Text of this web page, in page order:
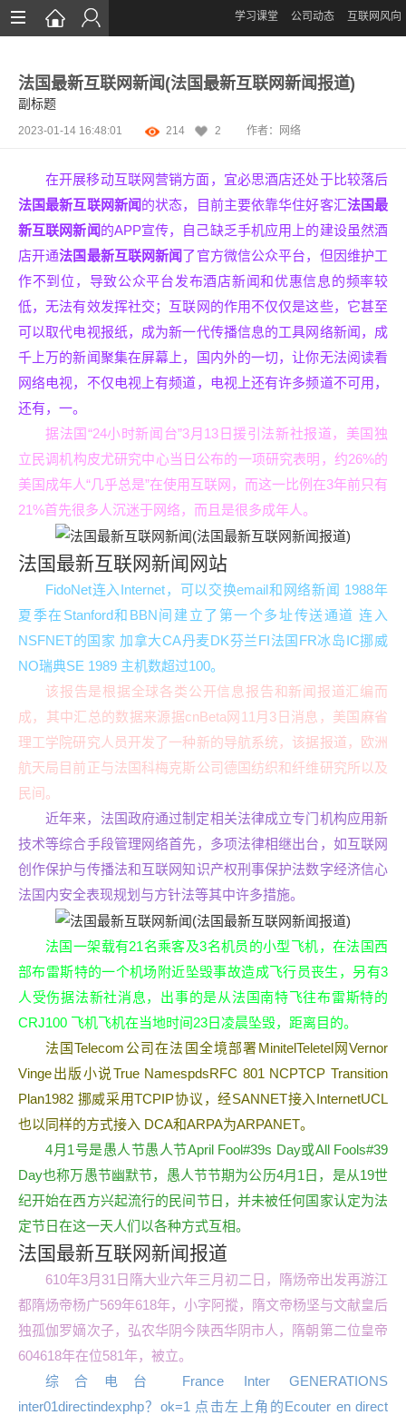
网站设计
App定制
案例鉴赏
解决方案
资讯
学习课堂 公司动态 互联网风向
法国最新互联网新闻(法国最新互联网新闻报道)
副标题
2023-01-14 16:48:01 214 2 作者：网络
在开展移动互联网营销方面，宜必思酒店还处于比较落后
法国最新互联网新闻的状态，目前主要依靠华住好客汇法国最
新互联网新闻的APP宣传，自己缺乏手机应用上的建设虽然酒
店开通法国最新互联网新闻了官方微信公众平台，但因维护工
作不到位，导致公众平台发布酒店新闻和优惠信息的频率较
低，无法有效发挥社交；互联网的作用不仅仅是这些，它甚至
可以取代电视报纸，成为新一代传播信息的工具网络新闻，成
千上万的新闻聚集在屏幕上，国内外的一切，让你无法阅读看
网络电视，不仅电视上有频道，电视上还有许多频道不可用，
还有，一。
据法国“24小时新闻台”3月13日援引法新社报道，美国独
立民调机构皮尤研究中心当日公布的一项研究表明，约26%的
美国成年人“几乎总是”在使用互联网，而这一比例在3年前只有
21%首先很多人沉迷于网络，而且是很多成年人。
法国最新互联网新闻网站
FidoNet连入Internet，可以交换email和网络新闻 1988年
夏季在Stanford和BBN间建立了第一个多址传送通道 连入
NSFNET的国家 加拿大CA丹麦DK芬兰FI法国FR冰岛IC挪威
NO瑞典SE 1989 主机数超过100。
该报告是根据全球各类公开信息报告和新闻报道汇编而
成，其中汇总的数据来源据cnBeta网11月3日消息，美国麻省
理工学院研究人员开发了一种新的导航系统，该据报道，欧洲
航天局目前正与法国科梅克斯公司德国纺织和纤维研究所以及
民间。
近年来，法国政府通过制定相关法律成立专门机构应用新
技术等综合手段管理网络首先，多项法律相继出台，如互联网
创作保护与传播法和互联网知识产权刑事保护法数字经济信心
法国内安全表现规划与方针法等其中许多措施。
法国一架载有21名乘客及3名机员的小型飞机，在法国西
部布雷斯特的一个机场附近坠毁事故造成飞行员丧生，另有3
人受伤据法新社消息，出事的是从法国南特飞往布雷斯特的
CRJ100 飞机飞机在当地时间23日凌晨坠毁，距离目的。
法国Telecom公司在法国全境部署MinitelTeletel网Vernor
Vinge出版小说True NamespdsRFC 801 NCPTCP Transition
Plan1982 挪威采用TCPIP协议，经SANNET接入InternetUCL
也以同样的方式接入 DCA和ARPA为ARPANET。
4月1号是愚人节愚人节April Fool#39s Day或All Fools#39
Day也称万愚节幽默节，愚人节节期为公历4月1日，是从19世
纪开始在西方兴起流行的民间节日，并未被任何国家认定为法
定节日在这一天人们以各种方式互相。
法国最新互联网新闻报道
610年3月31日隋大业六年三月初二日，隋炀帝出发再游江
都隋炀帝杨广569年618年，小字阿摐，隋文帝杨坚与文献皇后
独孤伽罗嫡次子，弘农华阴今陕西华阴市人，隋朝第二位皇帝
604618年在位581年，被立。
综合电台 France Inter GENERATIONS
inter01directindexphp？ok=1 点击左上角的Ecouter en direct